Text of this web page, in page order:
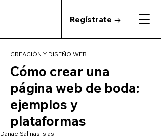
Regístrate →
CREACIÓN Y DISEÑO WEB
Cómo crear una
página web de boda:
ejemplos y
plataformas
Danae Salinas Islas